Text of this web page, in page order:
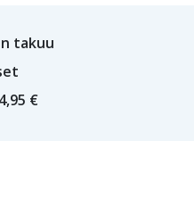
takuu
€